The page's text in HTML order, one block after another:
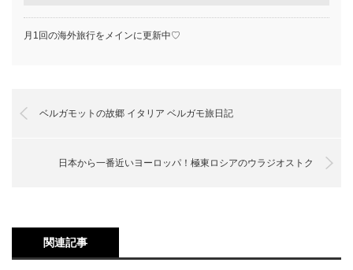
月1回の海外旅行をメインに更新中♡
ベルガモットの故郷 イタリア ベルガモ旅日記
日本から一番近いヨーロッパ！極東ロシアのウラジオストク
関連記事